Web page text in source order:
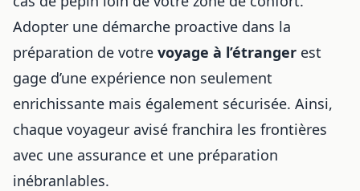
Adopter une démarche proactive dans la
préparation de votre voyage à l’étranger est
gage d’une expérience non seulement
enrichissante mais également sécurisée. Ainsi,
chaque voyageur avisé franchira les frontières
avec une assurance et une préparation
inébranlables.